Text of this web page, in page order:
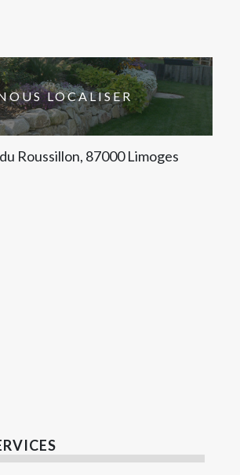
LOCALISER
Roussillon, 87000 Limoges